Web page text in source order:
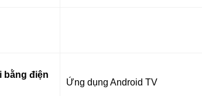
bằng điện
Ứng dụng Android TV